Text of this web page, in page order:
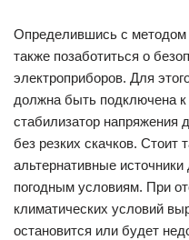
Определившись с методом
также позаботиться о
электроприборов. Для
должна быть подключена к
стабилизатор напряжения
без резких скачков. Стоит
альтернативные
погодным условиям. При
климатических условий
остановится или будет